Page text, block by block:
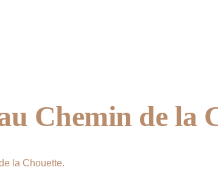
Chemin de la
la Chouette.